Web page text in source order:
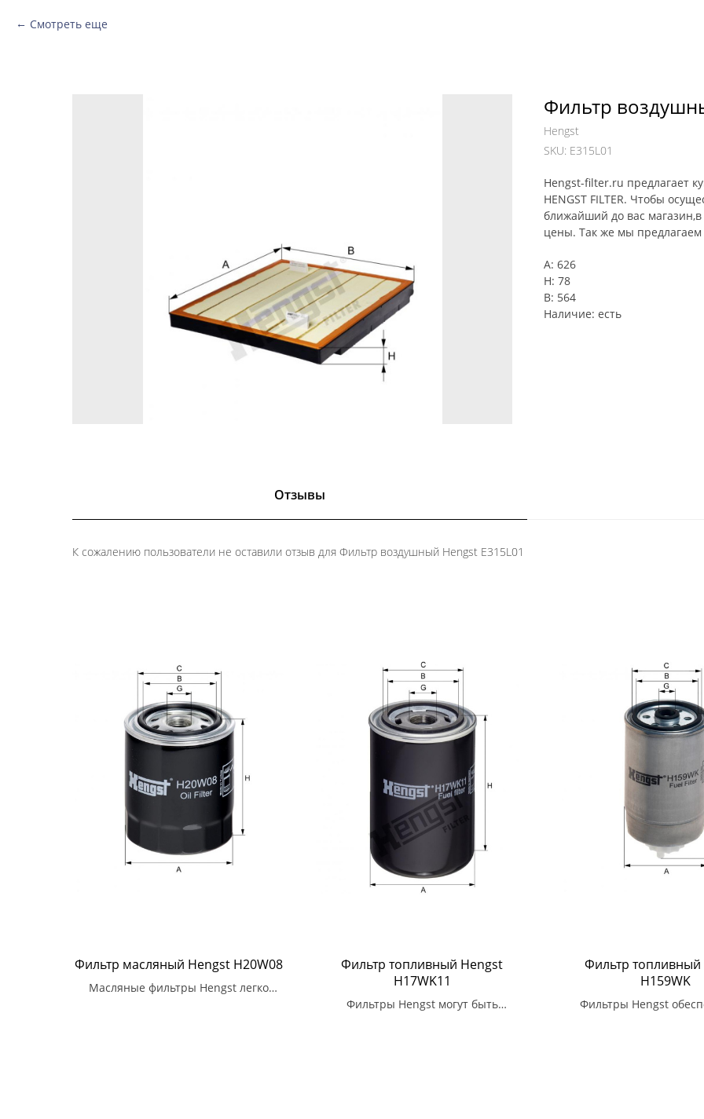
Смотреть еще
Фильтр
Hengst
SKU: E315L01
Hengst-filter.ru предлагает
HENGST FILTER. Чтобы
ближайший до вас
цены. Так же мы предлагаем
A: 626
H: 78
B: 564
Наличие: есть
Отзывы
К сожалению пользователи не оставили отзыв для Фильтр воздушный Hengst E315L01
Фильтр масляный Hengst H20W08
Масляные фильтры Hengst легко
Фильтр топливный Hengst
H17WK11
Фильтры Hengst могут быть
Фильтр
H159WK
Фильтры Hengst